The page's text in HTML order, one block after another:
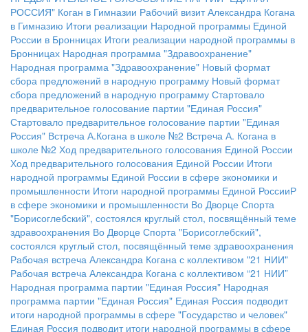
РОССИЯ" Коган в Гимназии Рабочий визит Александра Когана
в Гимназию Итоги реализации Народной программы Единой
России в Бронницах Итоги реализации народной программы в
Бронницах Народная программа "Здравоохранение"
Народная программа "Здравоохранение" Новый формат
сбора предложений в народную программу Новый формат
сбора предложений в народную программу Стартовало
предварительное голосование партии "Единая Россия"
Стартовало предварительное голосование партии "Единая
Россия" Встреча А.Когана в школе №2 Встреча А. Когана в
школе №2 Ход предварительного голосования Единой России
Ход предварительного голосования Единой России Итоги
народной программы Единой России в сфере экономики и
промышленности Итоги народной программы Единой РоссииР
в сфере экономики и промышленности Во Дворце Спорта
"Борисоглебский", состоялся круглый стол, посвящённый теме
здравоохранения Во Дворце Спорта "Борисоглебский",
состоялся круглый стол, посвящённый теме здравоохранения
Рабочая встреча Александра Когана с коллективом "21 НИИ"
Рабочая встреча Александра Когана с коллективом “21 НИИ”
Народная программа партии "Единая Россия" Народная
программа партии "Единая Россия" Единая Россия подводит
итоги народной программы в сфере "Государство и человек"
Единая Россия подводит итоги народной программы в сфере